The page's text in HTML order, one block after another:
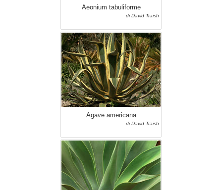
Aeonium tabuliforme
di David Traish
Agave americana
di David Traish